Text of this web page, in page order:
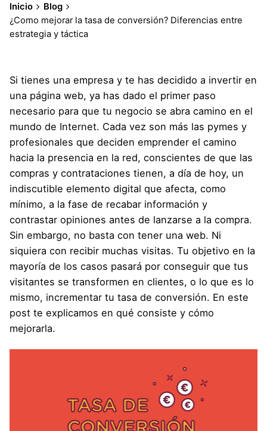
Inicio
Blog
¿Como mejorar la tasa de conversión? Diferencias entre
estrategia y táctica
Si tienes una empresa y te has decidido a invertir en
una página web, ya has dado el primer paso
necesario para que tu negocio se abra camino en el
mundo de Internet. Cada vez son más las pymes y
profesionales que deciden emprender el camino
hacia la presencia en la red, conscientes de que las
compras y contrataciones tienen, a día de hoy, un
indiscutible elemento digital que afecta, como
mínimo, a la fase de recabar información y
contrastar opiniones antes de lanzarse a la compra.
Sin embargo, no basta con tener una web. Ni
siquiera con recibir muchas visitas. Tu objetivo en la
mayoría de los casos pasará por conseguir que tus
visitantes se transformen en clientes, o lo que es lo
mismo, incrementar tu tasa de conversión. En este
post te explicamos en qué consiste y cómo
mejorarla.